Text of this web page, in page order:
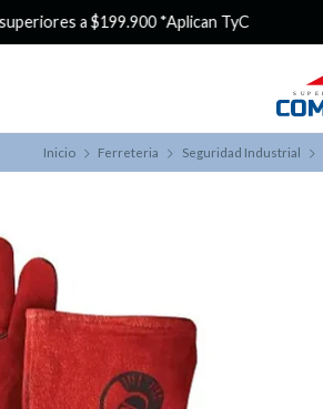
¿Buscas Promociones?
Inicio Ferreteria Seguridad Industrial